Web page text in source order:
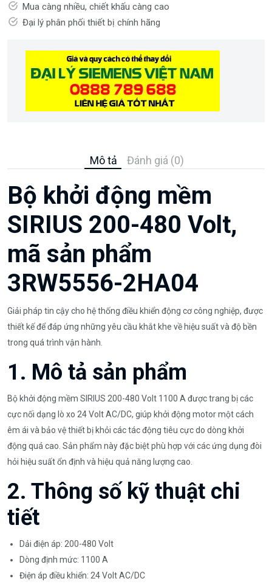
Mua càng nhiều, chiết khấu càng cao
Đại lý phân phối thiết bị chính hãng
Mô tả Đánh giá (0)
Bộ khởi động mềm
SIRIUS 200-480 Volt,
mã sản phẩm
3RW5556-2HA04
Giải pháp tin cậy cho hệ thống điều khiển động cơ công nghiệp, được
thiết kế để đáp ứng những yêu cầu khắt khe về hiệu suất và độ bền
trong quá trình vận hành.
1. Mô tả sản phẩm
Bộ khởi động mềm SIRIUS 200-480 Volt 1100 A được trang bị các
cực nối dạng lò xo 24 Volt AC/DC, giúp khởi động motor một cách
êm ái và bảo vệ thiết bị khỏi các tác động tiêu cực do dòng khởi
động quá cao. Sản phẩm này đặc biệt phù hợp với các ứng dụng đòi
hỏi hiệu suất ổn định và hiệu quả năng lượng cao.
2. Thông số kỹ thuật chi
tiết
Dải điện áp: 200-480 Volt
Dòng định mức: 1100 A
Điện áp điều khiển: 24 Volt AC/DC